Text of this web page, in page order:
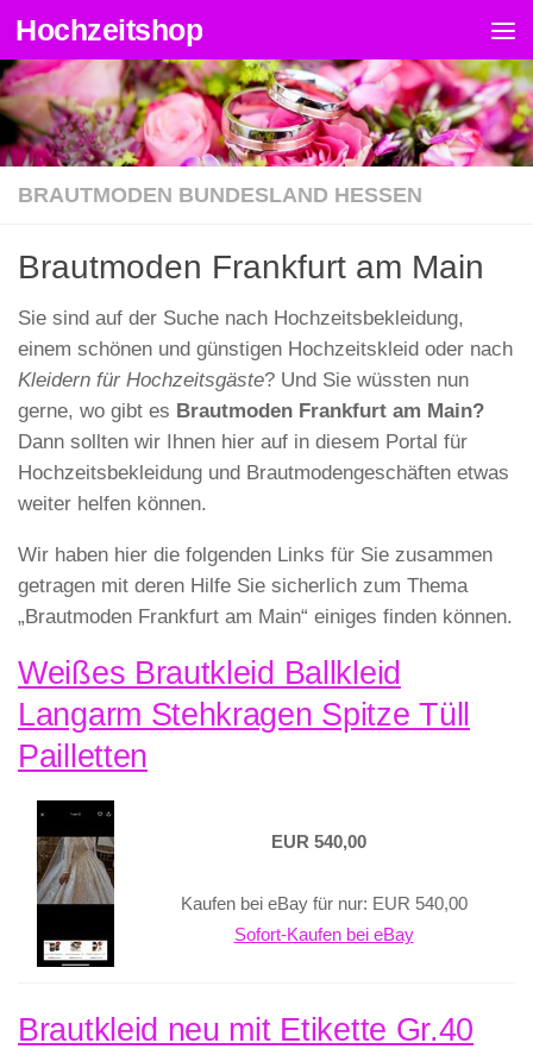
Zum Inhalt springen
Hochzeitshop
BRAUTMODEN BUNDESLAND HESSEN
Brautmoden Frankfurt am Main
Sie sind auf der Suche nach Hochzeitsbekleidung,
einem schönen und günstigen Hochzeitskleid oder nach
Kleidern für Hochzeitsgäste? Und Sie wüssten nun
gerne, wo gibt es Brautmoden Frankfurt am Main?
Dann sollten wir Ihnen hier auf in diesem Portal für
Hochzeitsbekleidung und Brautmodengeschäften etwas
weiter helfen können.
Wir haben hier die folgenden Links für Sie zusammen
getragen mit deren Hilfe Sie sicherlich zum Thema
„Brautmoden Frankfurt am Main“ einiges finden können.
Weißes Brautkleid Ballkleid
Langarm Stehkragen Spitze Tüll
Pailletten
EUR 540,00
Kaufen bei eBay für nur: EUR 540,00
Sofort-Kaufen bei eBay
Brautkleid neu mit Etikette Gr.40